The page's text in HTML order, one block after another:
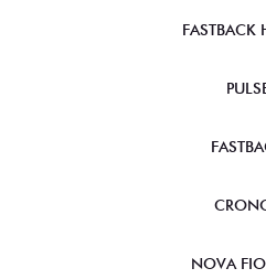
FASTBACK
NOVA